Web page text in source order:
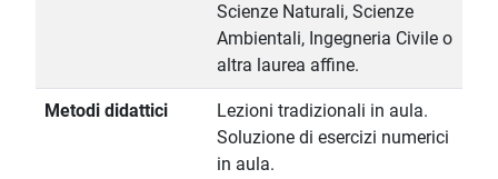
Scienze Naturali, Scienze
Ambientali, Ingegneria Civile o
altra laurea affine.
Metodi didattici
Lezioni tradizionali in aula.
Soluzione di esercizi numerici
in aula.